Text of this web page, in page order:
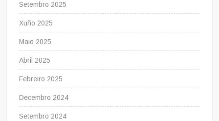
Setembro 2025
Xuño 2025
Maio 2025
Abril 2025
Febreiro 2025
Decembro 2024
Setembro 2024